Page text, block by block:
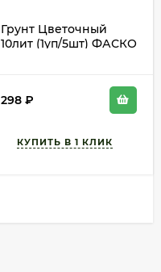
Грунт Цветочный
10лит (1уп/5шт) ФАСКО
298 ₽